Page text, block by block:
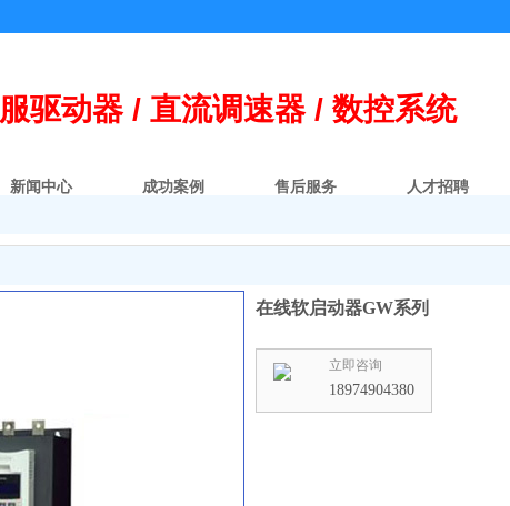
服驱动器 / 直流调速器 / 数控系统
新闻中心 成功案例 售后服务 人才招聘
在线软启动器GW系列
立即咨询
18974904380